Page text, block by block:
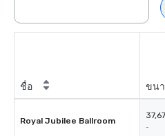
ชื่อ ขน
Royal Jubilee Ballroom
-